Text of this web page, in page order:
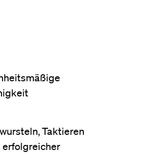
Taktieren
erfolgreicher